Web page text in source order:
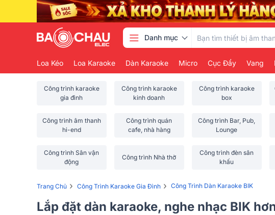
Danh mục
Loa Kéo Loa Karaoke Dàn Karaoke Micro Cục Đẩy Vang
Công trình karaoke
gia đình
Công trình karaoke
kinh doanh
Công trình karaoke
box
Công trình âm thanh
hi-end
Công trình quán
cafe, nhà hàng
Công trình Bar, Pub,
Lounge
Công trình Sân vận
động
Công trình Nhà thờ
Công trình đèn sân
khấu
Trang Chủ › Công Trình Karaoke Gia Đình › Công Trình Dàn Karaoke BIK
Lắp đặt dàn karaoke, nghe nhạc BIK